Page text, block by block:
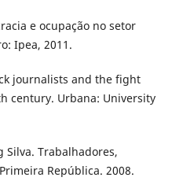
e ocupação no setor
Ipea, 2011.
journalists and the fight
century. Urbana: University
Silva. Trabalhadores,
República. 2008.